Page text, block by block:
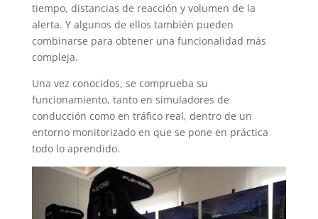
tiempo, distancias de reacción y volumen de la
alerta. Y algunos de ellos también pueden
combinarse para obtener una funcionalidad más
compleja.
Una vez conocidos, se comprueba su
funcionamiento, tanto en simuladores de
conducción como en tráfico real, dentro de un
entorno monitorizado en que se pone en práctica
todo lo aprendido.